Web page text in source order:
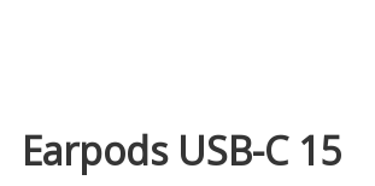
Earpods USB-C 15